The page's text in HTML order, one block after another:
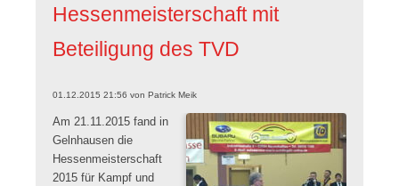
Hessenmeisterschaft mit
Beteiligung des TVD
01.12.2015 21:56 von Patrick Meik
Am 21.11.2015 fand in
Gelnhausen die
Hessenmeisterschaft
2015 für Kampf und